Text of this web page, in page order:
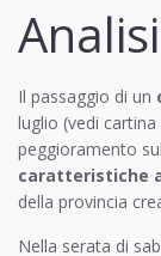
Il passaggio di un
luglio (vedi
peggioramento
caratteristiche
della provincia
Nella serata di